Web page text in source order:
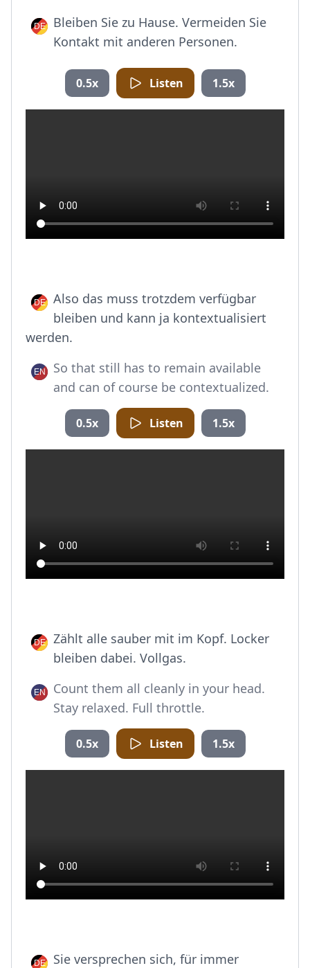
Bleiben Sie zu Hause. Vermeiden Sie
Kontakt mit anderen Personen.
0.5x Listen 1.5x
Also das muss trotzdem verfügbar
bleiben und kann ja kontextualisiert
werden.
So that still has to remain available
and can of course be contextualized.
0.5x Listen 1.5x
Zählt alle sauber mit im Kopf. Locker
bleiben dabei. Vollgas.
Count them all cleanly in your head.
Stay relaxed. Full throttle.
0.5x Listen 1.5x
Sie versprechen sich, für immer